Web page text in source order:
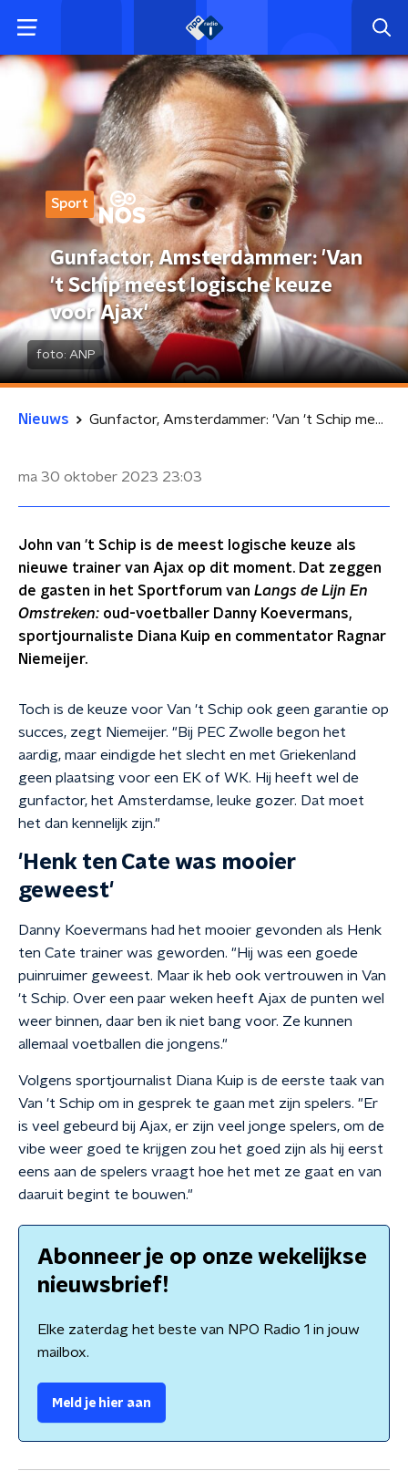
Sport
Gunfactor, Amsterdammer: 'Van
't Schip meest logische keuze
voor Ajax'
foto: ANP
Nieuws Gunfactor, Amsterdammer: 'Van 't Schip meest logische keuze voor Ajax'
ma 30 oktober 2023 23:03
John van 't Schip is de meest logische keuze als
nieuwe trainer van Ajax op dit moment. Dat zeggen
de gasten in het Sportforum van Langs de Lijn En
Omstreken: oud-voetballer Danny Koevermans,
sportjournaliste Diana Kuip en commentator Ragnar
Niemeijer.
Toch is de keuze voor Van 't Schip ook geen garantie op
succes, zegt Niemeijer. "Bij PEC Zwolle begon het
aardig, maar eindigde het slecht en met Griekenland
geen plaatsing voor een EK of WK. Hij heeft wel de
gunfactor, het Amsterdamse, leuke gozer. Dat moet
het dan kennelijk zijn."
'Henk ten Cate was mooier
geweest'
Danny Koevermans had het mooier gevonden als Henk
ten Cate trainer was geworden. "Hij was een goede
puinruimer geweest. Maar ik heb ook vertrouwen in Van
't Schip. Over een paar weken heeft Ajax de punten wel
weer binnen, daar ben ik niet bang voor. Ze kunnen
allemaal voetballen die jongens."
Volgens sportjournalist Diana Kuip is de eerste taak van
Van 't Schip om in gesprek te gaan met zijn spelers. "Er
is veel gebeurd bij Ajax, er zijn veel jonge spelers, om de
vibe weer goed te krijgen zou het goed zijn als hij eerst
eens aan de spelers vraagt hoe het met ze gaat en van
daaruit begint te bouwen."
Abonneer je op onze wekelijkse
nieuwsbrief!
Elke zaterdag het beste van NPO Radio 1 in jouw
mailbox.
Meld je hier aan